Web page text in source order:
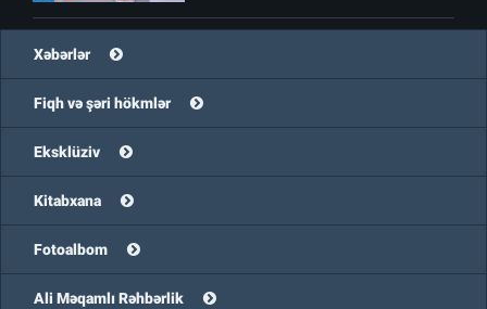
Xəbərlər
Fiqh və şəri hökmlər
Eksklüziv
Kitabxana
Fotoalbom
Ali Məqamlı Rəhbərlik